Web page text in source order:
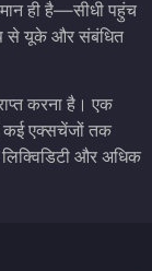
ही है—सीधी पहुंच
से यूके और संबंधित
करना है। एक
कई एक्सचेंजों तक
और अधिक